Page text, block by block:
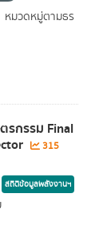
หมวดหมู่ตามธร
รกรรม Final
315
สถิติข้อมูลพลังงานฯ